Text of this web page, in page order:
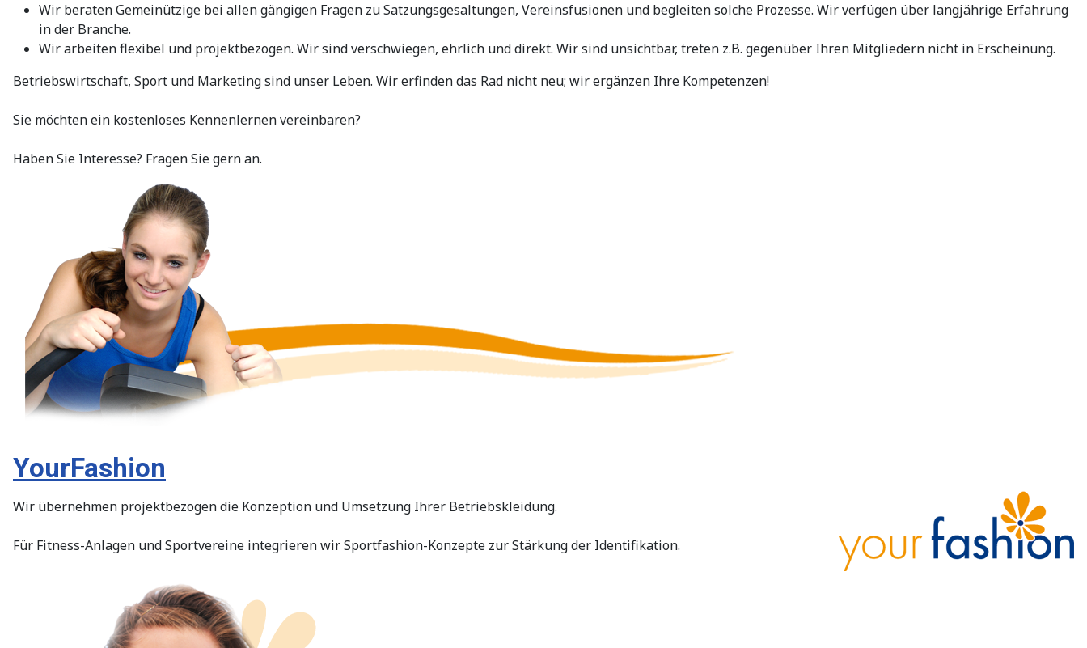
Wir beraten Gemeinützige bei allen gängigen Fragen zu Satzungsgesaltungen, Vereinsfusionen und begleiten solche Prozesse. Wir verfügen über langjährige Erfahrung
in der Branche.
Wir arbeiten flexibel und projektbezogen. Wir sind verschwiegen, ehrlich und direkt. Wir sind unsichtbar, treten z.B. gegenüber Ihren Mitgliedern nicht in Erscheinung.
Betriebswirtschaft, Sport und Marketing sind unser Leben. Wir erfinden das Rad nicht neu; wir ergänzen Ihre Kompetenzen!
Sie möchten ein kostenloses Kennenlernen vereinbaren?
Haben Sie Interesse? Fragen Sie gern an.
YourFashion
Wir übernehmen projektbezogen die Konzeption und Umsetzung Ihrer Betriebskleidung.
Für Fitness-Anlagen und Sportvereine integrieren wir Sportfashion-Konzepte zur Stärkung der Identifikation.